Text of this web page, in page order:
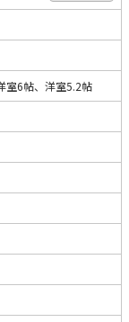
室6帖、洋室5.2帖